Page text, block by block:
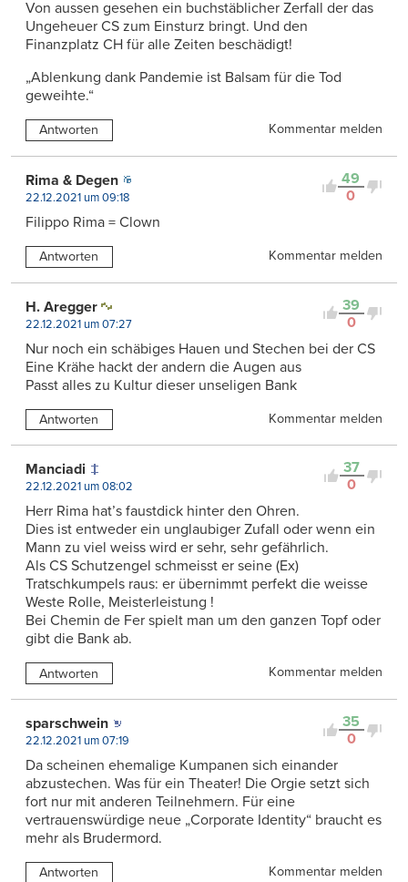
Von aussen gesehen ein buchstäblicher Zerfall der das
Ungeheuer CS zum Einsturz bringt. Und den
Finanzplatz CH für alle Zeiten beschädigt!
„Ablenkung dank Pandemie ist Balsam für die Tod
geweihte.“
Antworten Kommentar melden
49
0
Rima & Degen
22.12.2021 um 09:18
Filippo Rima = Clown
Antworten Kommentar melden
39
0
H. Aregger
22.12.2021 um 07:27
Nur noch ein schäbiges Hauen und Stechen bei der CS
Eine Krähe hackt der andern die Augen aus
Passt alles zu Kultur dieser unseligen Bank
Antworten Kommentar melden
37
0
Manciadi
22.12.2021 um 08:02
Herr Rima hat’s faustdick hinter den Ohren.
Dies ist entweder ein unglaubiger Zufall oder wenn ein
Mann zu viel weiss wird er sehr, sehr gefährlich.
Als CS Schutzengel schmeisst er seine (Ex)
Tratschkumpels raus: er übernimmt perfekt die weisse
Weste Rolle, Meisterleistung !
Bei Chemin de Fer spielt man um den ganzen Topf oder
gibt die Bank ab.
Antworten Kommentar melden
35
0
sparschwein
22.12.2021 um 07:19
Da scheinen ehemalige Kumpanen sich einander
abzustechen. Was für ein Theater! Die Orgie setzt sich
fort nur mit anderen Teilnehmern. Für eine
vertrauenswürdige neue „Corporate Identity“ braucht es
mehr als Brudermord.
Antworten Kommentar melden